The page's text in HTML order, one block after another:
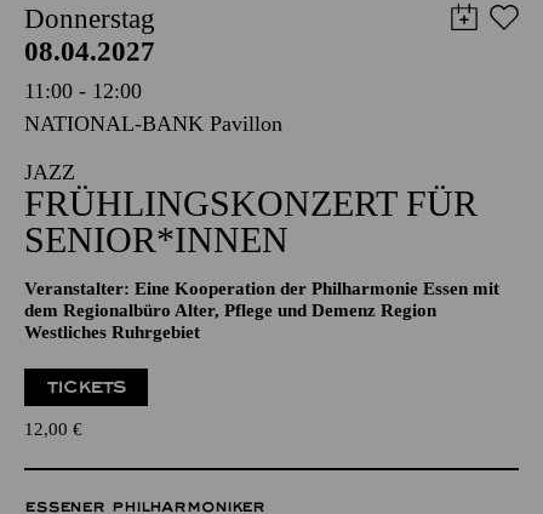
PHILHARMONIE ESSEN
Donnerstag
08.04.2027
11:00 - 12:00
NATIONAL-BANK Pavillon
JAZZ
FRÜHLINGS­KONZERT FÜR
SENIOR*INNEN
dem Regionalbüro Alter, Pflege und Demenz Region
Westliches Ruhrgebiet
12,00€